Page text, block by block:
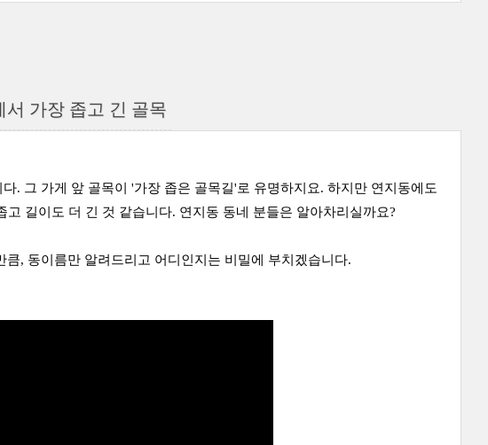
가장 좁고 긴 골목
다. 그 가게 앞 골목이 '가장 좁은 골목길'로 유명하지요. 하지만 연지동에도
길이도 더 긴 것 같습니다. 연지동 동네 분들은 알아차리실까요?
, 동이름만 알려드리고 어디인지는 비밀에 부치겠습니다.